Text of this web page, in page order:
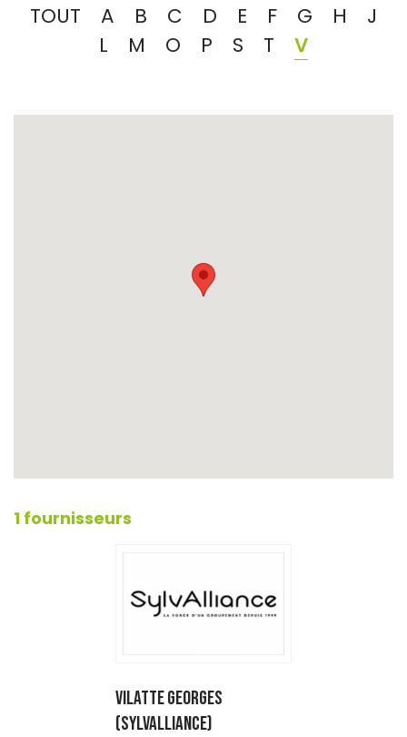
TOUT A B C D E F G H
J
L
M O P S T V
1 fournisseurs
VILATTE GEORGES
(SYLVALLIANCE)